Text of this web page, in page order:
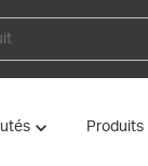
Produits